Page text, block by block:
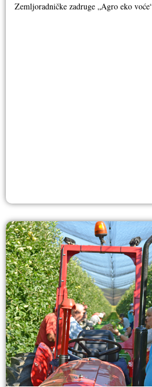
Zemljoradničke zadruge „Agro eko